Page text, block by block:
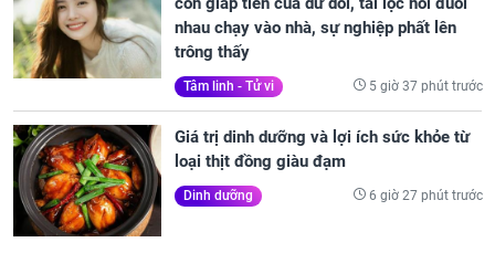
nhau chạy vào nhà, sự nghiệp phất lên
trông thấy
Tâm linh - Tử vi 5 giờ 37 phút trước
Giá trị dinh dưỡng và lợi ích sức khỏe từ
loại thịt đồng giàu đạm
Dinh dưỡng 6 giờ 27 phút trước